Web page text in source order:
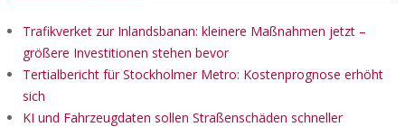
Trafikverket zur Inlandsbanan: kleinere Maßnahmen jetzt –
größere Investitionen stehen bevor
Tertialbericht für Stockholmer Metro: Kostenprognose erhöht
sich
KI und Fahrzeugdaten sollen Straßenschäden schneller